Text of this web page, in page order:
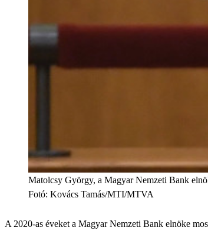
Matolcsy György, a Magyar Nemzeti Bank
Fotó: Kovács Tamás/MTI/MTVA
A 2020-as éveket a Magyar Nemzeti Bank elnöke